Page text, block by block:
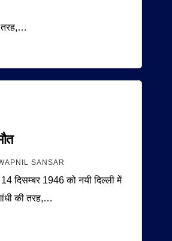
तरह,…
SANSAR
दिसम्बर 1946 को नयी दिल्ली में
की तरह,…